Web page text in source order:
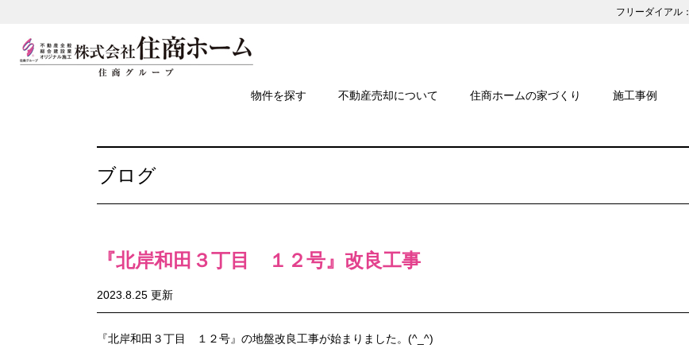
フリーダイアル：
物件を探す 不動産売却について 住商ホームの家づくり 施工事例
ブログ
『北岸和田３丁目 １２号』改良工事
2023.8.25 更新
『北岸和田３丁目 １２号』の地盤改良工事が始まりました。(^_^)